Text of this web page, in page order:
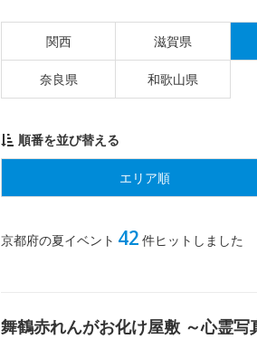
関西 滋賀県
奈良県 和歌山県
順番を並び替える
エリア順
京都府の夏イベント 42 件ヒットしました
舞鶴赤れんがお化け屋敷 ～心霊写